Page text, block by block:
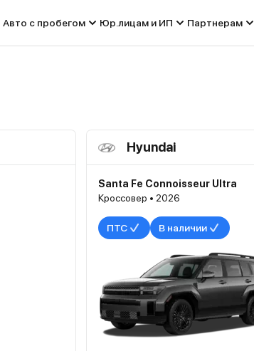
Авто с пробегом Юр.лицам и ИП Партнерам
Hyundai
Santa Fe Connoisseur Ultra
Кроссовер • 2026
ПТС В наличии